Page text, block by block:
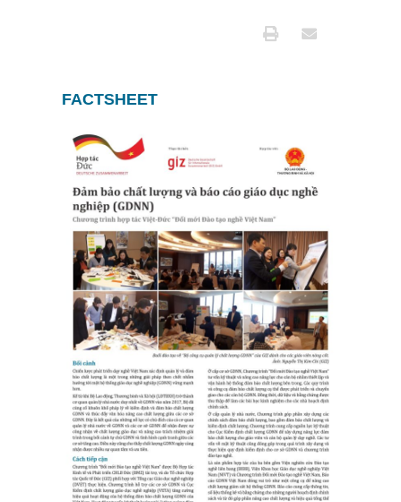
FACTSHEET